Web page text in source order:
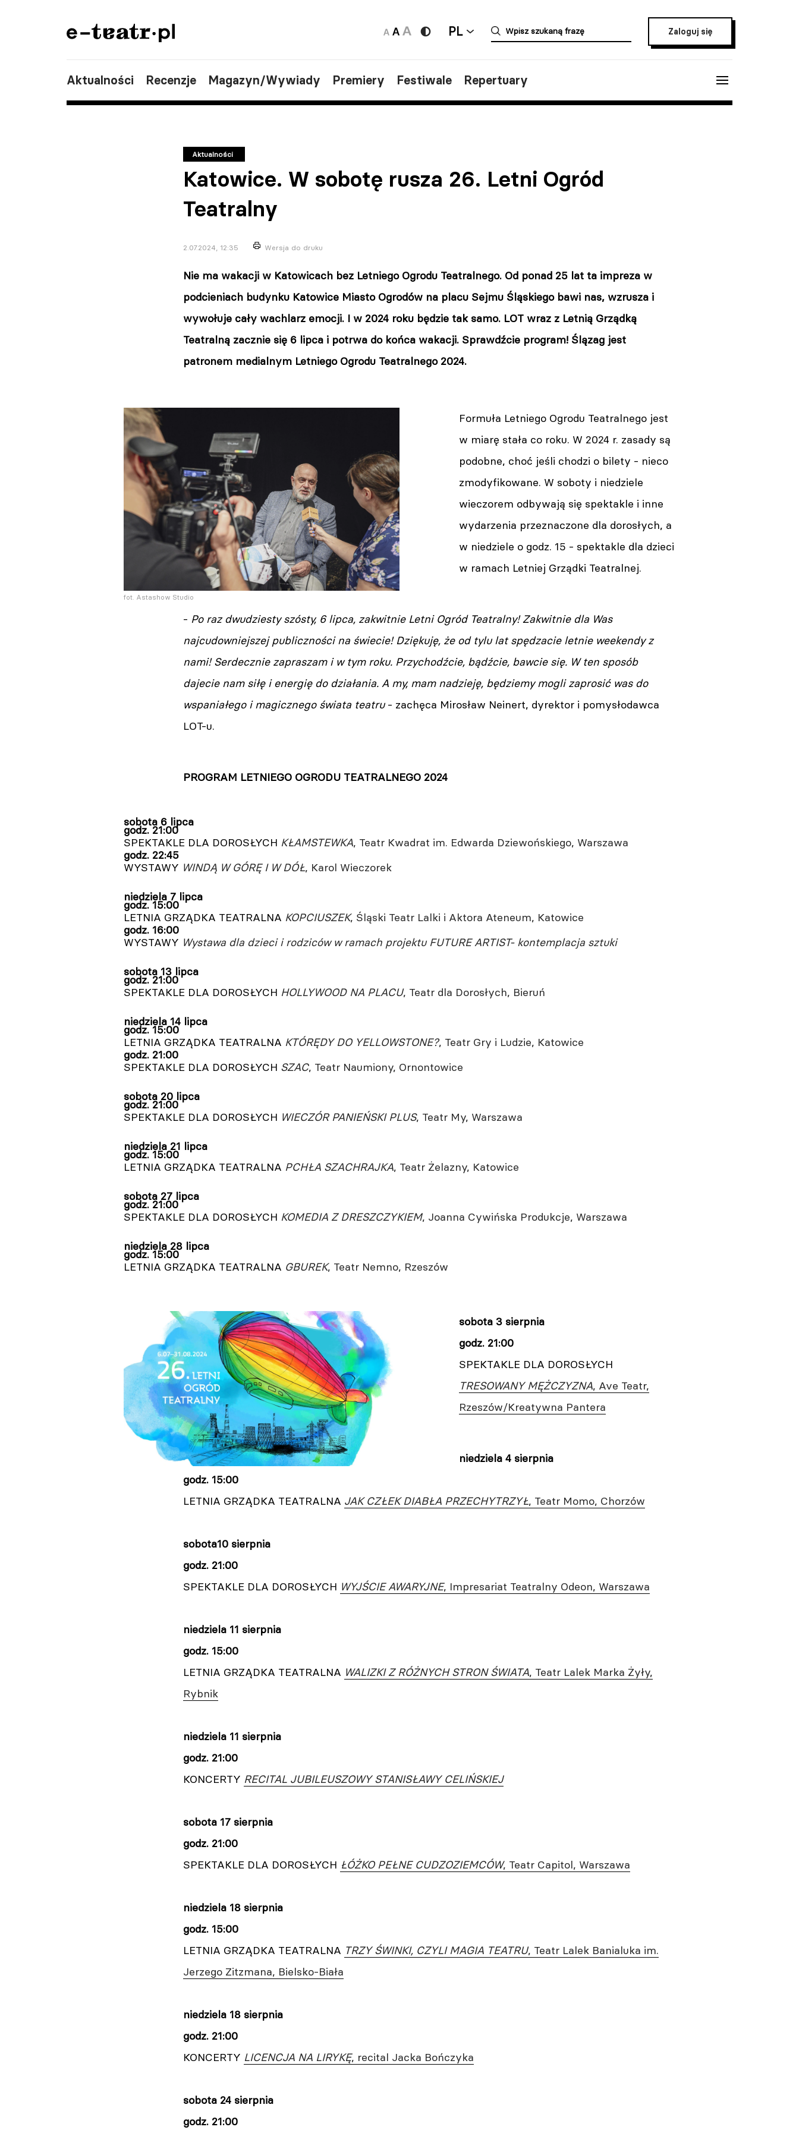
PL Zaloguj się
Aktualności Recenzje Magazyn/Wywiady Premiery Festiwale Repertuary
Aktualności
Katowice. W sobotę rusza 26. Letni Ogród
Teatralny
2.07.2024, 12:35 Wersja do druku
Nie ma wakacji w Katowicach bez Letniego Ogrodu Teatralnego. Od ponad 25 lat ta impreza w
podcieniach budynku Katowice Miasto Ogrodów na placu Sejmu Śląskiego bawi nas, wzrusza i
wywołuje cały wachlarz emocji. I w 2024 roku będzie tak samo. LOT wraz z Letnią Grządką
Teatralną zacznie się 6 lipca i potrwa do końca wakacji. Sprawdźcie program! Ślązag jest
patronem medialnym Letniego Ogrodu Teatralnego 2024.
fot. Astashow Studio
Formuła Letniego Ogrodu Teatralnego jest
w miarę stała co roku. W 2024 r. zasady są
podobne, choć jeśli chodzi o bilety - nieco
zmodyfikowane. W soboty i niedziele
wieczorem odbywają się spektakle i inne
wydarzenia przeznaczone dla dorosłych, a
w niedziele o godz. 15 - spektakle dla dzieci
w ramach Letniej Grządki Teatralnej.
- Po raz dwudziesty szósty, 6 lipca, zakwitnie Letni Ogród Teatralny! Zakwitnie dla Was
najcudowniejszej publiczności na świecie! Dziękuję, że od tylu lat spędzacie letnie weekendy z
nami! Serdecznie zapraszam i w tym roku. Przychodźcie, bądźcie, bawcie się. W ten sposób
dajecie nam siłę i energię do działania. A my, mam nadzieję, będziemy mogli zaprosić was do
wspaniałego i magicznego świata teatru- zachęca Mirosław Neinert, dyrektor i pomysłodawca
LOT-u.
PROGRAM LETNIEGO OGRODU TEATRALNEGO 2024
sobota 6 lipca
godz. 21:00
SPEKTAKLE DLA DOROSŁYCH KŁAMSTEWKA, Teatr Kwadrat im. Edwarda Dziewońskiego, Warszawa
godz. 22:45
WYSTAWY WINDĄ W GÓRĘ I W DÓŁ, Karol Wieczorek
niedziela 7 lipca
godz. 15:00
LETNIA GRZĄDKA TEATRALNA KOPCIUSZEK, Śląski Teatr Lalki i Aktora Ateneum, Katowice
godz. 16:00
WYSTAWY Wystawa dla dzieci i rodziców w ramach projektu FUTURE ARTIST- kontemplacja sztuki
sobota 13 lipca
godz. 21:00
SPEKTAKLE DLA DOROSŁYCH HOLLYWOOD NA PLACU, Teatr dla Dorosłych, Bieruń
niedziela 14 lipca
godz. 15:00
LETNIA GRZĄDKA TEATRALNA KTÓRĘDY DO YELLOWSTONE?, Teatr Gry i Ludzie, Katowice
godz. 21:00
SPEKTAKLE DLA DOROSŁYCH SZAC, Teatr Naumiony, Ornontowice
sobota 20 lipca
godz. 21:00
SPEKTAKLE DLA DOROSŁYCH WIECZÓR PANIEŃSKI PLUS, Teatr My, Warszawa
niedziela 21 lipca
godz. 15:00
LETNIA GRZĄDKA TEATRALNA PCHŁA SZACHRAJKA, Teatr Żelazny, Katowice
sobota 27 lipca
godz. 21:00
SPEKTAKLE DLA DOROSŁYCH KOMEDIA Z DRESZCZYKIEM, Joanna Cywińska Produkcje, Warszawa
niedziela 28 lipca
godz. 15:00
LETNIA GRZĄDKA TEATRALNA GBUREK, Teatr Nemno, Rzeszów
sobota 3 sierpnia
godz. 21:00
SPEKTAKLE DLA DOROSŁYCH
TRESOWANY MĘŻCZYZNA, Ave Teatr,
Rzeszów/Kreatywna Pantera
niedziela 4 sierpnia
godz. 15:00
LETNIA GRZĄDKA TEATRALNA JAK CZŁEK DIABŁA PRZECHYTRZYŁ, Teatr Momo, Chorzów
sobota10 sierpnia
godz. 21:00
SPEKTAKLE DLA DOROSŁYCH WYJŚCIE AWARYJNE, Impresariat Teatralny Odeon, Warszawa
niedziela 11 sierpnia
godz. 15:00
LETNIA GRZĄDKA TEATRALNA WALIZKI Z RÓŻNYCH STRON ŚWIATA, Teatr Lalek Marka Żyły,
Rybnik
niedziela 11 sierpnia
godz. 21:00
KONCERTY RECITAL JUBILEUSZOWY STANISŁAWY CELIŃSKIEJ
sobota 17 sierpnia
godz. 21:00
SPEKTAKLE DLA DOROSŁYCH ŁÓŻKO PEŁNE CUDZOZIEMCÓW, Teatr Capitol, Warszawa
niedziela 18 sierpnia
godz. 15:00
LETNIA GRZĄDKA TEATRALNA TRZY ŚWINKI, CZYLI MAGIA TEATRU, Teatr Lalek Banialuka im.
Jerzego Zitzmana, Bielsko-Biała
niedziela 18 sierpnia
godz. 21:00
KONCERTY LICENCJA NA LIRYKĘ, recital Jacka Bończyka
sobota 24 sierpnia
godz. 21:00